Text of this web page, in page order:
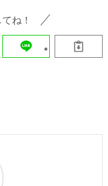
ね！